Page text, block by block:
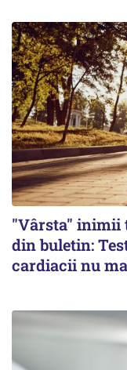
"Vârsta" inimii
din buletin:
cardiacii nu